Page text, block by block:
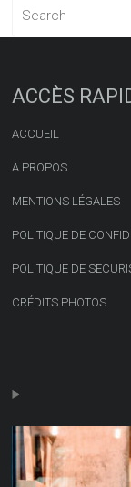
ACCÈS
ACCUEIL
A PROPOS
MENTIONS LÉGALES
POLITIQUE DE
POLITIQUE DE
CRÉDITS PHOTOS